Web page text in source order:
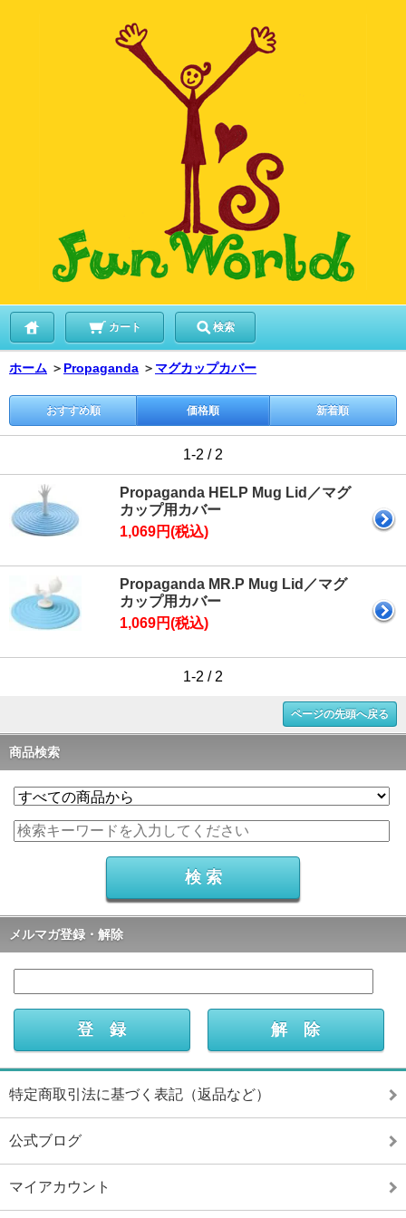
カート 検索
ホーム ＞ Propaganda ＞ マグカップカバー
おすすめ順 価格順 新着順
1-2 / 2
Propaganda HELP Mug Lid／マグ
カップ用カバー
1,069円(税込)
Propaganda MR.P Mug Lid／マグ
カップ用カバー
1,069円(税込)
1-2 / 2
ページの先頭へ戻る
商品検索
メルマガ登録・解除
特定商取引法に基づく表記（返品など）
公式ブログ
マイアカウント